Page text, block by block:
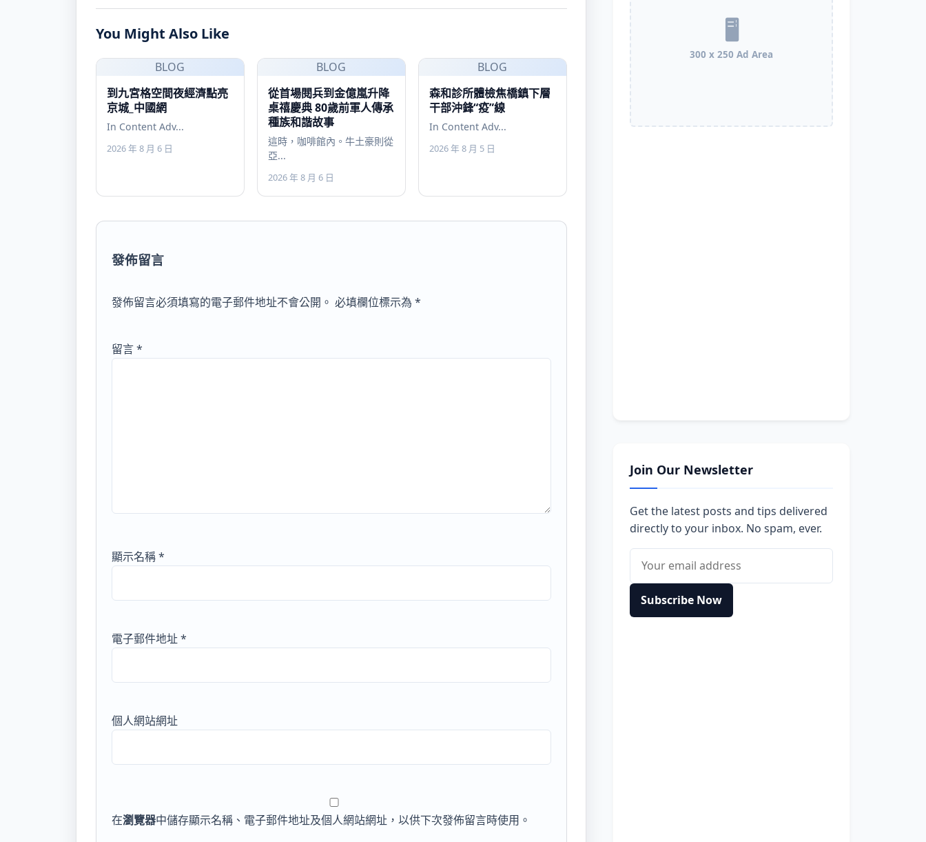
You Might Also Like
BLOG
到九宮格空間夜經濟點亮
京城_中國網
In Content Adv...
2026 年 8 月 6 日
BLOG
從首場閱兵到金億嵐升降
桌禧慶典 80歲前軍人傳承
種族和諧故事
這時，咖啡館內。牛土豪則從
亞...
2026 年 8 月 6 日
BLOG
森和診所體檢焦橋鎮下層
干部沖鋒“疫”線
In Content Adv...
2026 年 8 月 5 日
發佈留言
發佈留言必須填寫的電子郵件地址不會公開。 必填欄位標示為 *
留言*
顯示名稱*
電子郵件地址*
個人網站網址
在瀏覽器中儲存顯示名稱、電子郵件地址及個人網站網址，以供下次發佈留言時使用。
300 x 250 Ad Area
Join Our Newsletter
Get the latest posts and tips delivered
directly to your inbox. No spam, ever.
Subscribe Now